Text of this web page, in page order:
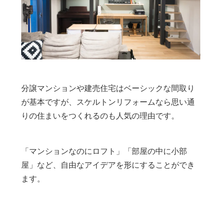
分譲マンションや建売住宅はベーシックな間取り
が基本ですが、スケルトンリフォームなら思い通
りの住まいをつくれるのも人気の理由です。
「マンションなのにロフト」「部屋の中に小部
屋」など、自由なアイデアを形にすることができ
ます。